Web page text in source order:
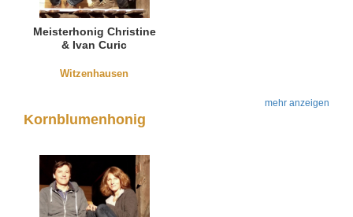
Meisterhonig Christine
& Ivan Curic
Witzenhausen
mehr anzeigen
Kornblumenhonig